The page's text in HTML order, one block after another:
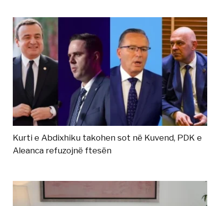
Kurti e Abdixhiku takohen sot në Kuvend, PDK e
Aleanca refuzojnë ftesën